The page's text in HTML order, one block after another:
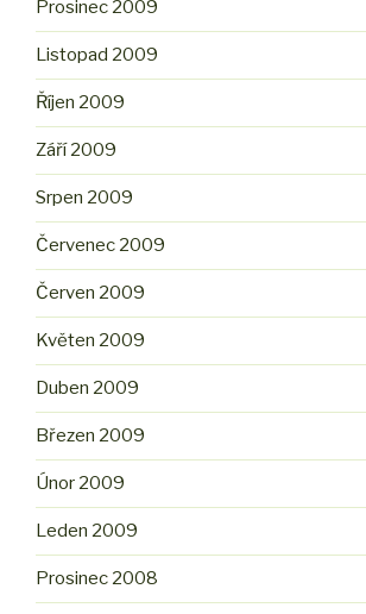
Prosinec 2009
Listopad 2009
Říjen 2009
Září 2009
Srpen 2009
Červenec 2009
Červen 2009
Květen 2009
Duben 2009
Březen 2009
Únor 2009
Leden 2009
Prosinec 2008